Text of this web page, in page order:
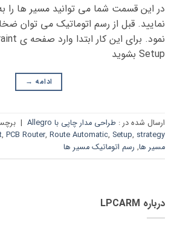
در این قسمت شما می توانید مسیر ها را
نمایید. قبل از رسم اتوماتیک می توان
Setup بشوید
ادامه →
ارسال شده در : طراحی مدار چاپی با Allegro |
, PCB Router, Route Automatic, Setup, strategy
مسیر ها, رسم اتوماتیک مسیر ها
درباره LPCARM